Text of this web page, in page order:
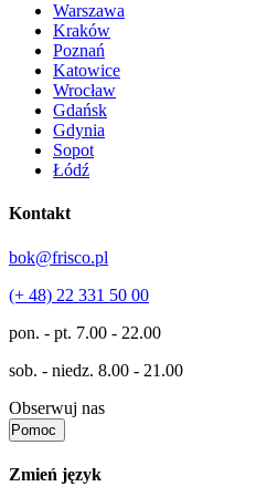
Warszawa
Kraków
Poznań
Katowice
Wrocław
Gdańsk
Gdynia
Sopot
Łódź
Kontakt
bok@frisco.pl
(+ 48) 22 331 50 00
pon. - pt. 7.00 - 22.00
sob. - niedz. 8.00 - 21.00
Obserwuj nas
Pomoc
Zmień język